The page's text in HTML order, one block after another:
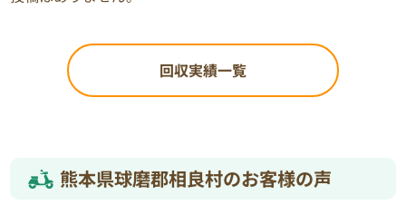
回収実績一覧
熊本県球磨郡相良村のお客様の声